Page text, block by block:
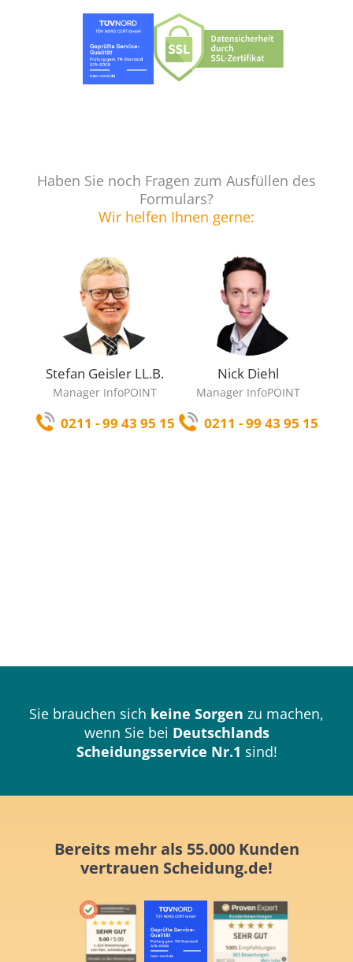
Haben Sie noch Fragen zum Ausfüllen des
Formulars?
Wir helfen Ihnen gerne:
Stefan Geisler LL.B.
Manager InfoPOINT
0211 - 99 43 95 15
Nick Diehl
Manager InfoPOINT
0211 - 99 43 95 15
Sie brauchen sich keine Sorgen zu machen,
wenn Sie bei Deutschlands
Scheidungsservice Nr.1 sind!
Bereits mehr als 55.000 Kunden
vertrauen Scheidung.de!